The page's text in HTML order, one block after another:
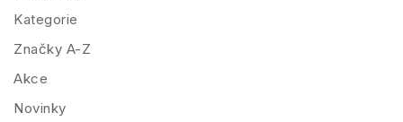
Kategorie
Značky A-Z
Akce
Novinky